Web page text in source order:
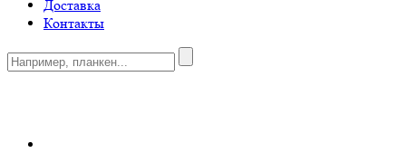
Доставка
Контакты